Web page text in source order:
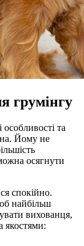
грумінгу
та
Йому не
осягнути
спокійно.
найбільш
вихованця,
якостями: